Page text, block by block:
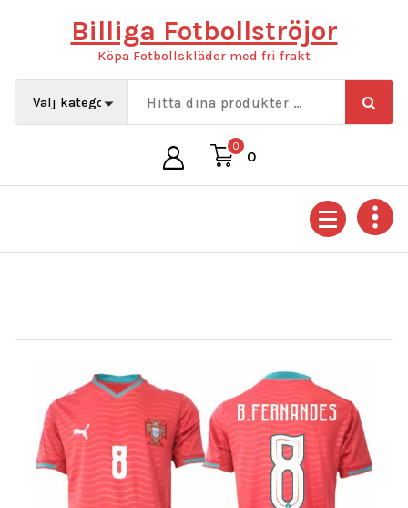
Billiga Fotbollströjor
Köpa Fotbollskläder med fri frakt
0
0